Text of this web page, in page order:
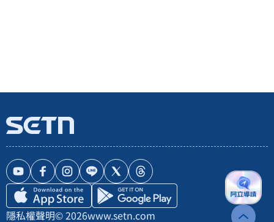
隱私權聲明© 2026www.setn.com